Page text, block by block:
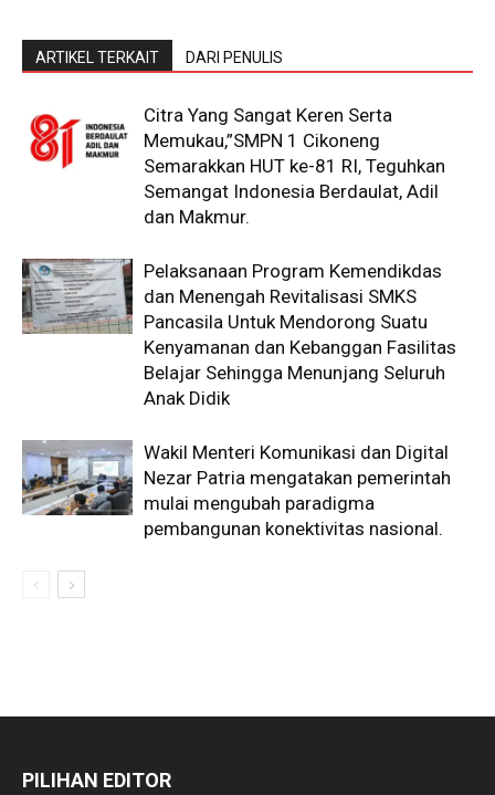
ARTIKEL TERKAIT DARI PENULIS
Citra Yang Sangat Keren Serta
Memukau,”SMPN 1 Cikoneng
Semarakkan HUT ke-81 RI, Teguhkan
Semangat Indonesia Berdaulat, Adil
dan Makmur.
Pelaksanaan Program Kemendikdas
dan Menengah Revitalisasi SMKS
Pancasila Untuk Mendorong Suatu
Kenyamanan dan Kebanggan Fasilitas
Belajar Sehingga Menunjang Seluruh
Anak Didik
Wakil Menteri Komunikasi dan Digital
Nezar Patria mengatakan pemerintah
mulai mengubah paradigma
pembangunan konektivitas nasional.
PILIHAN EDITOR